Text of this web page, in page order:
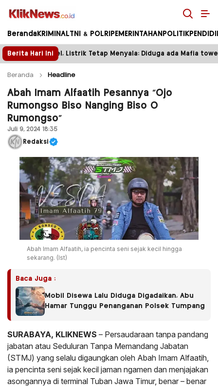
Kliknews.co.id
Beranda KRIMINAL TNI & POLRI PEMERINTAHAN POLITIK
Berita Hari Ini
Menyala: Diduga ada Mafia tower Satpas
Beranda Headline
Abah Imam Alfaatih Pesannya “Ojo
Rumongso Biso Nanging Biso O
Rumongso”
Juli 9, 2024 18:35
Redaksi
Abah Imam Alfaatih, ia pencinta seni sejak kecil hingga
sekarang. (Ist)
Baca Juga :
Mobil Disewa Lalu Diduga Digadaikan, Abu
Hamar Tunggu Penanganan Polsek Tumpang
SURABAYA, KLIKNEWS – Persaudaraan tanpa pandang
jabatan atau Seduluran Tanpa Memandang Jabatan
(STMJ) yang selalu digaungkan oleh Abah Imam Alfaatih,
ia pencinta seni sejak kecil jaman ngamen dan menjajakan
asongannya di terminal Tuban Jawa Timur, benar – benar